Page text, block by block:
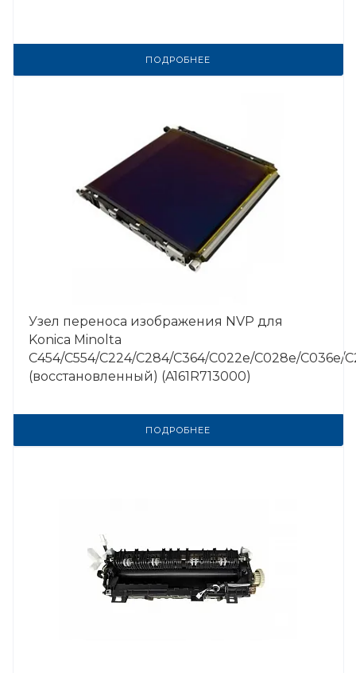
ПОДРОБНЕЕ
Узел переноса изображения NVP для
Konica Minolta
C454/C554/C224/C284/C364/C022e/C028e/C036e/
(восстановленный) (A161R713000)
ПОДРОБНЕЕ